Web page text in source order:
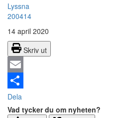
Lyssna
200414
14 april 2020
Skriv ut
Email
Dela
Vad tycker du om nyheten?